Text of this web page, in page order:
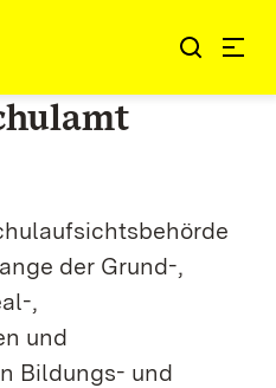
der Grund-,
,
und
Bildungs- und